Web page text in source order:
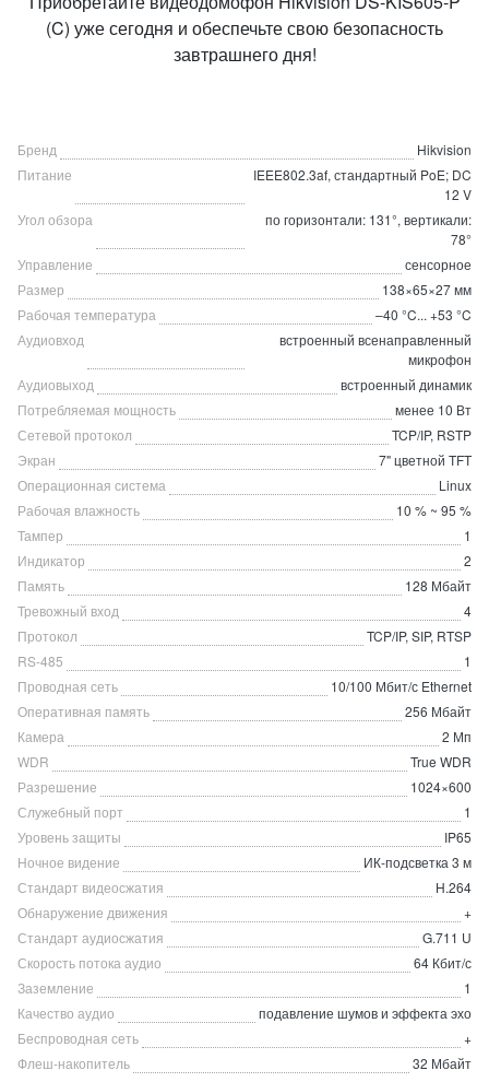
(C) уже сегодня и обеспечьте свою безопасность
завтрашнего дня!
Бренд
Hikvision
Питание
IEEE802.3af, стандартный PoE; DC
12 V
Угол обзора
по горизонтали: 131°, вертикали:
78°
Управление
сенсорное
Размер
138×65×27 мм
Рабочая температура
–40 °C... +53 °C
Аудиовход
встроенный всенаправленный
микрофон
Аудиовыход
встроенный динамик
Потребляемая мощность
менее 10 Вт
Сетевой протокол
TCP/IP, RSTP
Экран
7" цветной TFT
Операционная система
Linux
Рабочая влажность
10 % ~ 95 %
Тампер
1
Индикатор
2
Память
128 Мбайт
Тревожный вход
4
Протокол
TCP/IP, SIP, RTSP
RS-485
1
Проводная сеть
10/100 Мбит/с Ethernet
Оперативная память
256 Мбайт
Камера
2 Мп
WDR
True WDR
Разрешение
1024×600
Служебный порт
1
Уровень защиты
IP65
Ночное видение
ИК-подсветка 3 м
Стандарт видеосжатия
H.264
Обнаружение движения
+
Стандарт аудиосжатия
G.711 U
Скорость потока аудио
64 Кбит/с
Заземление
1
Качество аудио
подавление шумов и эффекта эхо
Беспроводная сеть
+
Флеш-накопитель
32 Мбайт